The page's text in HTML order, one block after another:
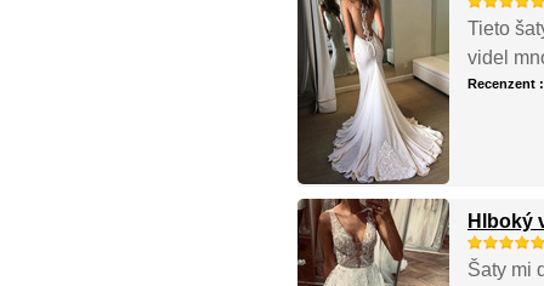
Tieto
videl
Recenzent
Hlboký
Šaty mi